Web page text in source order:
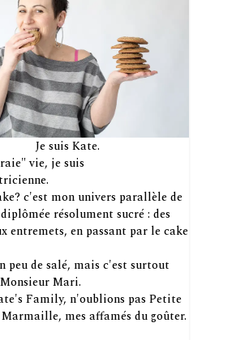
Je suis Kate.
vie, je suis
c'est mon univers parallèle de
résolument sucré : des
entremets, en passant par le cake
peu de salé, mais c'est surtout
Mari.
Family, n'oublions pas Petite
mes affamés du goûter.